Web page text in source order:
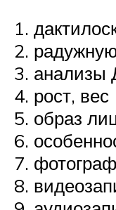
анализы
рост, вес
образ